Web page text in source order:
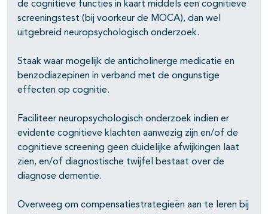
de cognitieve functies in kaart middels een cognitieve
screeningstest (bij voorkeur de MOCA), dan wel
uitgebreid neuropsychologisch onderzoek.
Staak waar mogelijk de anticholinerge medicatie en
benzodiazepinen in verband met de ongunstige
effecten op cognitie.
Faciliteer neuropsychologisch onderzoek indien er
evidente cognitieve klachten aanwezig zijn en/of de
cognitieve screening geen duidelijke afwijkingen laat
zien, en/of diagnostische twijfel bestaat over de
diagnose dementie.
Overweeg om compensatiestrategieën aan te leren bij